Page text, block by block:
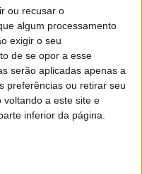
ou recusar o
algum processamento
exigir o seu
de se opor a esse
serão aplicadas apenas a
preferências ou retirar seu
a este site e
inferior da página.
mostra isso sem
sente que aquele
lado, quer
construir um